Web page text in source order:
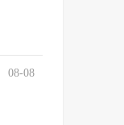
08-08